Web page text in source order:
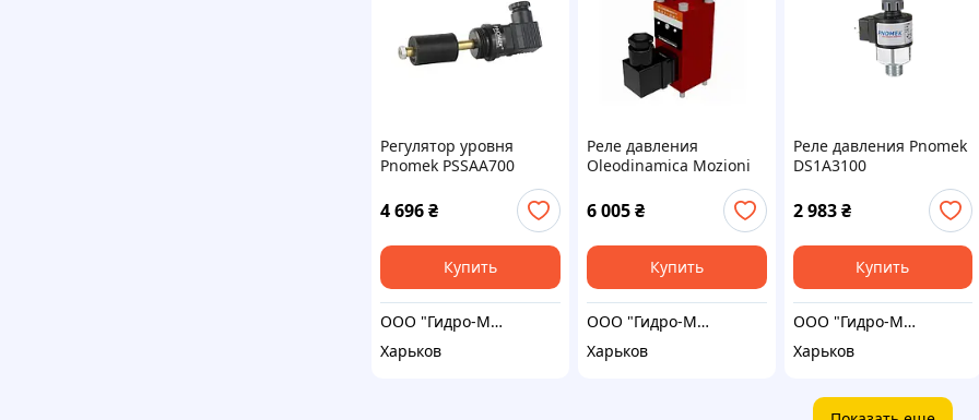
Регулятор уровня
Pnomek PSSAA700
4 696₴
Купить
ООО "Гидро-Максимум"
Харьков
Реле давления
Oleodinamica Mozioni
6 005₴
Купить
ООО "Гидро-Максимум"
Харьков
Реле давления Pnomek
DS1A3100
2 983 ₴
Купить
ООО "Гидро-Максимум"
Харьков